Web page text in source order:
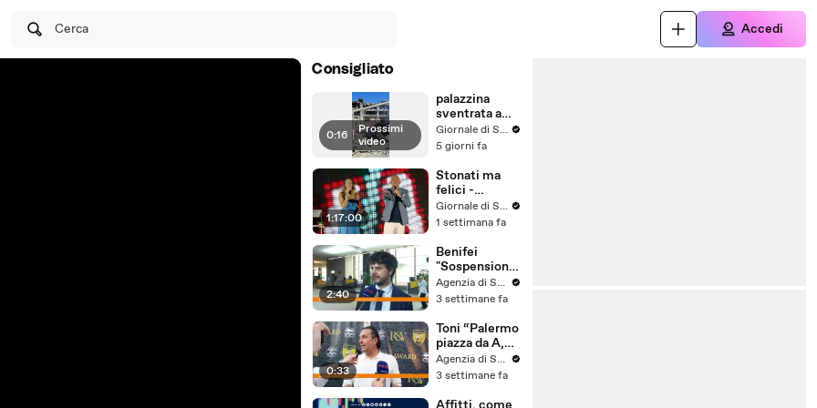
Cerca Accedi
Consigliato
0:16 | Prossimi
video
palazzina
sventrata a
Messina,
nuovo video
Giornale di Sicilia
5 giorni fa
1:17:00
Stonati ma
felici -
Puntata 15Giornale di Sicilia
1 settimana fa
2:40
Benifei
"Sospensione
accordo Ue-
Israele
commerciale,
voto a
maggioranza"
Agenzia di Stampa ITALPRESS
3 settimane fa
0:33
Toni “Palermo
piazza da A,
può essere
l'anno buono”
Agenzia di Stampa ITALPRESS
3 settimane fa